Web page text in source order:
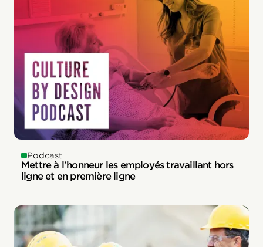
Podcast
Mettre à l'honneur les employés travaillant hors
ligne et en première ligne